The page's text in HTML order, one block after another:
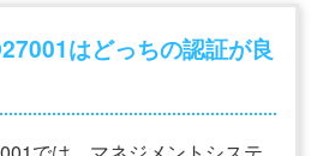
はどっちの認証が良